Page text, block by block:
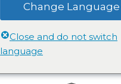
Change Language
Close and do not switch
language